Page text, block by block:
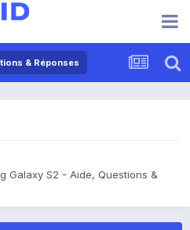
& Réponses
Galaxy S2 - Aide, Questions &